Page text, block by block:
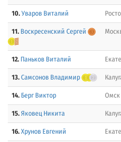
10.Уваров Виталий
11. Воскресенский Сергей
12. Паньков Виталий
13.Самсонов Владимир
14. Берг Виктор Омск
15.Яковец Никита
16.Хрунов Евгений